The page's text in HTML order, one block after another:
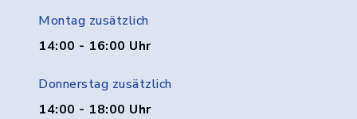
Montag zusätzlich
14:00 - 16:00 Uhr
Donnerstag zusätzlich
14:00 - 18:00 Uhr